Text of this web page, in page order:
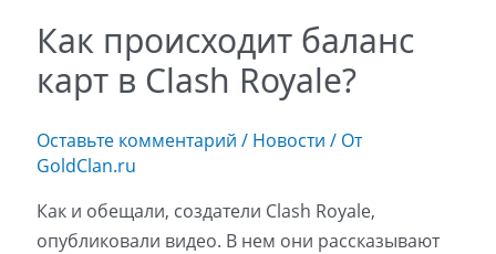
Как происходит баланс
карт в Clash Royale?
Оставьте комментарий / Новости / От
GoldClan.ru
Как и обещали, создатели Clash Royale,
опубликовали видео. В нем они рассказывают